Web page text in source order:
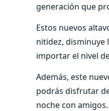
generación que
Estos nuevos
nitidez, disminuye
importar el nivel
Además, este
podrás disfrutar
noche con amigos.